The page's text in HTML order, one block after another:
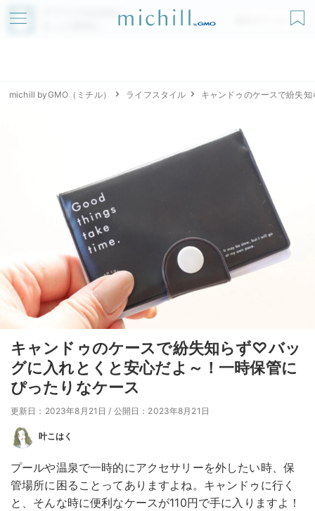
アプリでmichillが
無料ダウンロード
michill byGMO（ミチル） ライフスタイル キャンドゥのケースで紛失
キャンドゥのケースで紛失知らず♡バッ
グに入れとくと安心だよ～！一時保管に
ぴったりなケース
更新日：2023年8月21日 / 公開日：2023年8月21日
叶こはく
プールや温泉で一時的にアクセサリーを外したい時、保
管場所に困ることってありますよね。キャンドゥに行く
と、そんな時に便利なケースが110円で手に入りますよ！